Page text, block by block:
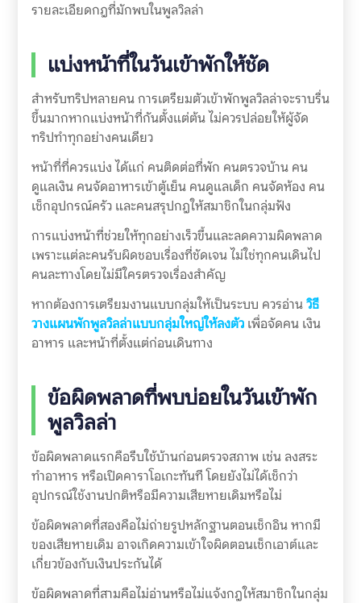
รายละเอียดกฎที่มักพบในพูลวิลล่า
แบ่งหน้าที่ในวันเข้าพักให้ชัด
สำหรับทริปหลายคน การเตรียมตัวเข้าพักพูลวิลล่าจะราบรื่น
ขึ้นมากหากแบ่งหน้าที่กันตั้งแต่ต้น ไม่ควรปล่อยให้ผู้จัด
ทริปทำทุกอย่างคนเดียว
หน้าที่ที่ควรแบ่ง ได้แก่ คนติดต่อที่พัก คนตรวจบ้าน คน
ดูแลเงิน คนจัดอาหารเข้าตู้เย็น คนดูแลเด็ก คนจัดห้อง คน
เช็กอุปกรณ์ครัว และคนสรุปกฎให้สมาชิกในกลุ่มฟัง
การแบ่งหน้าที่ช่วยให้ทุกอย่างเร็วขึ้นและลดความผิดพลาด
เพราะแต่ละคนรับผิดชอบเรื่องที่ชัดเจน ไม่ใช่ทุกคนเดินไป
คนละทางโดยไม่มีใครตรวจเรื่องสำคัญ
หากต้องการเตรียมงานแบบกลุ่มให้เป็นระบบ ควรอ่านวิธี
วางแผนพักพูลวิลล่าแบบกลุ่มใหญ่ให้ลงตัวเพื่อจัดคน เงิน
อาหาร และหน้าที่ตั้งแต่ก่อนเดินทาง
ข้อผิดพลาดที่พบบ่อยในวันเข้าพัก
พูลวิลล่า
ข้อผิดพลาดแรกคือรีบใช้บ้านก่อนตรวจสภาพ เช่น ลงสระ
ทำอาหาร หรือเปิดคาราโอเกะทันที โดยยังไม่ได้เช็กว่า
อุปกรณ์ใช้งานปกติหรือมีความเสียหายเดิมหรือไม่
ข้อผิดพลาดที่สองคือไม่ถ่ายรูปหลักฐานตอนเช็กอิน หากมี
ของเสียหายเดิม อาจเกิดความเข้าใจผิดตอนเช็กเอาต์และ
เกี่ยวข้องกับเงินประกันได้
ข้อผิดพลาดที่สามคือไม่อ่านหรือไม่แจ้งกฎให้สมาชิกในกลุ่ม